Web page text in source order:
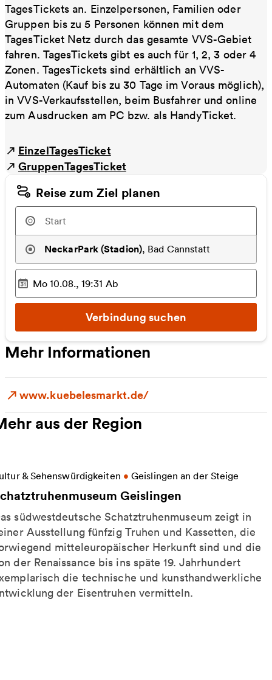
TagesTickets an. Einzelpersonen, Familien oder
Gruppen bis zu 5 Personen können mit dem
TagesTicket Netz durch das gesamte VVS-Gebiet
fahren. TagesTickets gibt es auch für 1, 2, 3 oder 4
Zonen. TagesTickets sind erhältlich an VVS-
Automaten (Kauf bis zu 30 Tage im Voraus möglich),
in VVS-Verkaufsstellen, beim Busfahrer und online
zum Ausdrucken am PC bzw. als HandyTicket.
EinzelTagesTicket
GruppenTagesTicket
Reise zum Ziel planen
NeckarPark (Stadion), Bad Cannstatt
Ausgewählter Zeitpunkt
Mo 10.08., 19:31 Ab
Verbindung suchen
Mehr Informationen
www.kuebelesmarkt.de/
aus der Region
& Sehenswürdigkeiten • Geislingen an der Steige
Geislingen
südwestdeutsche Schatztruhenmuseum zeigt in
Ausstellung fünfzig Truhen und Kassetten, die
mitteleuropäischer Herkunft sind und die
der Renaissance bis ins späte 19. Jahrhundert
die technische und kunsthandwerkliche
der Eisentruhen vermitteln.
Informationen zu Schatztruhenmuseum